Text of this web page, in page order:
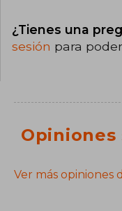
¿Tienes una
sesión para
Ver más opiniones